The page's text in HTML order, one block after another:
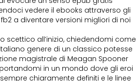
vedere il ebooks attraverso gli
a diventare versioni migliori di noi
scettico all’inizio, chiedendomi come
genere di un classico potesse
magistrale di Meagan Spooner
in un mondo dove gli eroi
chiaramente definiti e le linee